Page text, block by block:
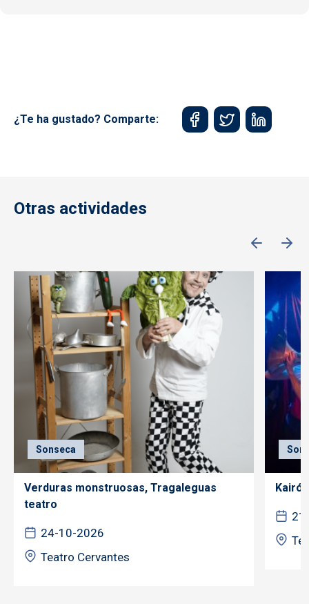
¿Te ha gustado? Comparte:
Otras actividades
Sonseca
Verduras monstruosas, Tragaleguas
teatro
24-10-2026
Teatro Cervantes